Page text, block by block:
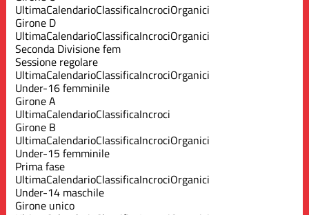
UltimaCalendarioClassificaIncrociOrganici
Girone D
UltimaCalendarioClassificaIncrociOrganici
Seconda Divisione fem
Sessione regolare
UltimaCalendarioClassificaIncrociOrganici
Under-16 femminile
Girone A
UltimaCalendarioClassificaIncroci
Girone B
UltimaCalendarioClassificaIncrociOrganici
Under-15 femminile
Prima fase
UltimaCalendarioClassificaIncrociOrganici
Under-14 maschile
Girone unico